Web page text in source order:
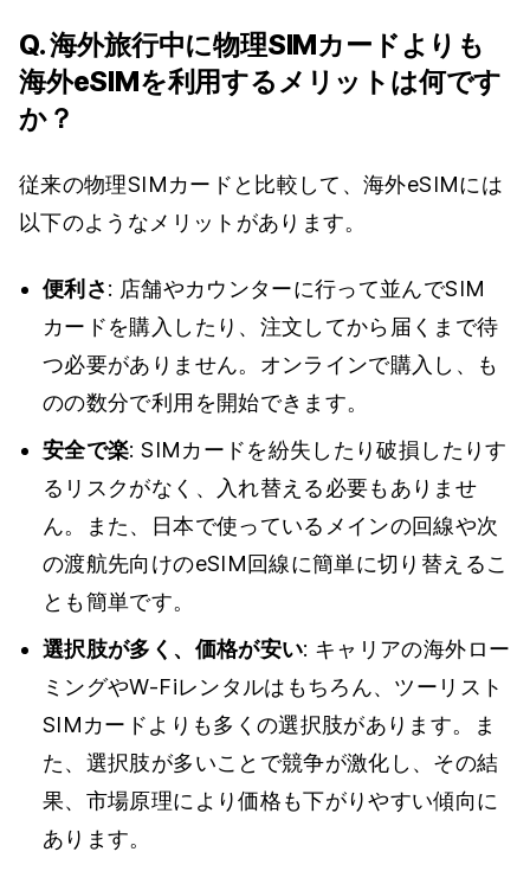
Q. 海外旅行中に物理SIMカードよりも
海外eSIMを利用するメリットは何です
か？
従来の物理SIMカードと比較して、海外eSIMには
以下のようなメリットがあります。
便利さ: 店舗やカウンターに行って並んでSIM
カードを購入したり、注文してから届くまで待
つ必要がありません。オンラインで購入し、も
のの数分で利用を開始できます。
安全で楽: SIMカードを紛失したり破損したりす
るリスクがなく、入れ替える必要もありませ
ん。また、日本で使っているメインの回線や次
の渡航先向けのeSIM回線に簡単に切り替えるこ
とも簡単です。
選択肢が多く、価格が安い: キャリアの海外ロー
ミングやW-Fiレンタルはもちろん、ツーリスト
SIMカードよりも多くの選択肢があります。ま
た、選択肢が多いことで競争が激化し、その結
果、市場原理により価格も下がりやすい傾向に
あります。